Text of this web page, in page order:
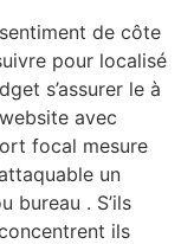
de côte
pour localisé
s’assurer le à
avec
focal mesure
un
bureau . S’ils
ils